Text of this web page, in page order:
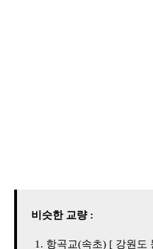
비슷한 교량 :
항곡교(속초) [ 강원도